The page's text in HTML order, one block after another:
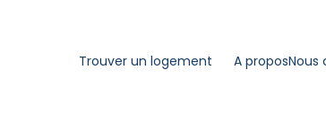
Trouver un logement A proposNous